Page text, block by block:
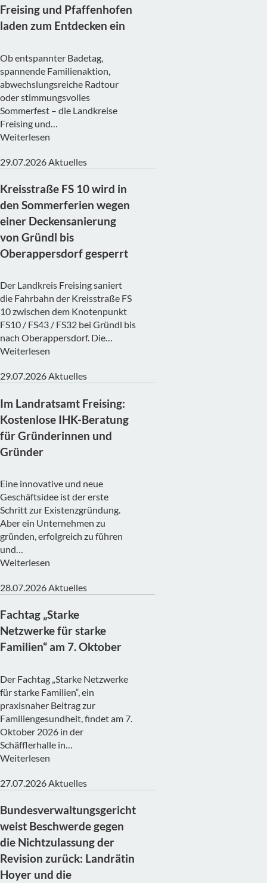
Freising und Pfaffenhofen
laden zum Entdecken ein
Ob entspannter Badetag,
spannende Familienaktion,
abwechslungsreiche Radtour
oder stimmungsvolles
Sommerfest – die Landkreise
Freising und…
Weiterlesen
29.07.2026 Aktuelles
Kreisstraße FS 10 wird in
den Sommerferien wegen
einer Deckensanierung
von Gründl bis
Oberappersdorf gesperrt
Der Landkreis Freising saniert
die Fahrbahn der Kreisstraße FS
10 zwischen dem Knotenpunkt
FS10 / FS43 / FS32 bei Gründl bis
nach Oberappersdorf. Die…
Weiterlesen
29.07.2026Aktuelles
Im Landratsamt Freising:
Kostenlose IHK-Beratung
für Gründerinnen und
Gründer
Eine innovative und neue
Geschäftsidee ist der erste
Schritt zur Existenzgründung.
Aber ein Unternehmen zu
gründen, erfolgreich zu führen
und…
Weiterlesen
28.07.2026Aktuelles
Fachtag „Starke
Netzwerke für starke
Familien“ am 7. Oktober
Der Fachtag „Starke Netzwerke
für starke Familien“, ein
praxisnaher Beitrag zur
Familiengesundheit, findet am 7.
Oktober 2026 in der
Schäfflerhalle in…
Weiterlesen
27.07.2026Aktuelles
Bundesverwaltungsgericht
weist Beschwerde gegen
die Nichtzulassung der
Revision zurück: Landrätin
Hoyer und die